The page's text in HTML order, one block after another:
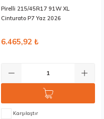
Pirelli 215/45R17 91W XL
Cinturato P7 Yaz 2026
6.465,92 ₺
Karşılaştır